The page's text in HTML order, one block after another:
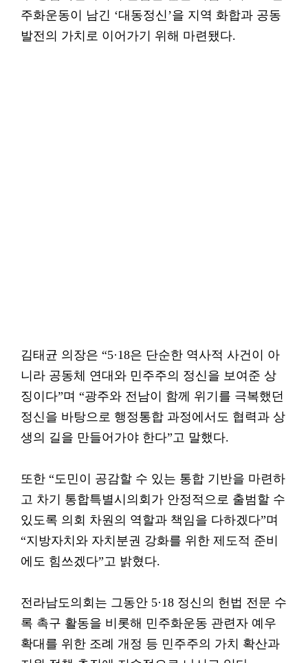
주화운동이 남긴 ‘대동정신’을 지역 화합과 공동
발전의 가치로 이어가기 위해 마련됐다.
김태균 의장은 “5·18은 단순한 역사적 사건이 아
니라 공동체 연대와 민주주의 정신을 보여준 상
징이다”며 “광주와 전남이 함께 위기를 극복했던
정신을 바탕으로 행정통합 과정에서도 협력과 상
생의 길을 만들어가야 한다”고 말했다.
또한 “도민이 공감할 수 있는 통합 기반을 마련하
고 차기 통합특별시의회가 안정적으로 출범할 수
있도록 의회 차원의 역할과 책임을 다하겠다”며
“지방자치와 자치분권 강화를 위한 제도적 준비
에도 힘쓰겠다”고 밝혔다.
전라남도의회는 그동안 5·18 정신의 헌법 전문 수
록 촉구 활동을 비롯해 민주화운동 관련자 예우
확대를 위한 조례 개정 등 민주주의 가치 확산과